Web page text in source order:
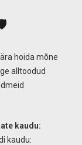
hoida mõne
alltoodud
kaudu:
kaudu: